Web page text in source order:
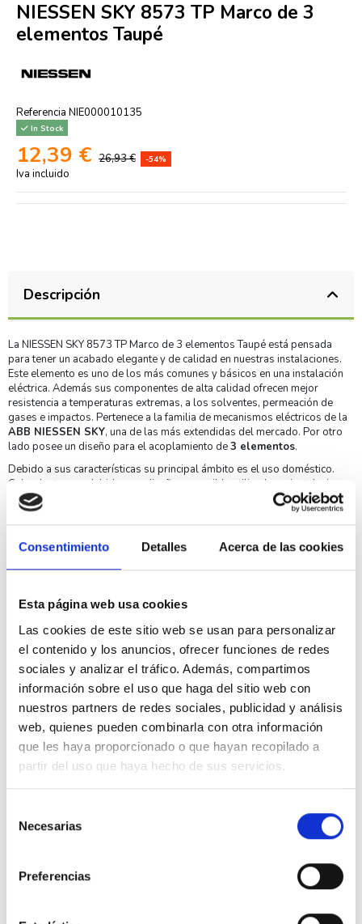
Consentimiento Detalles Acerca de las cookies
Esta página web usa cookies
Las cookies de este sitio web se usan para personalizar
el contenido y los anuncios, ofrecer funciones de redes
sociales y analizar el tráfico. Además, compartimos
información sobre el uso que haga del sitio web con
nuestros partners de redes sociales, publicidad y análisis
web, quienes pueden combinarla con otra información
que les haya proporcionado o que hayan recopilado a
partir del uso que haya hecho de sus servicios.
Necesarias
Preferencias
NIESSEN SKY 8573 TP Marco de 3
elementos Taupé
Referencia NIE000010135
In Stock
12,39 € 26,93 € -54%
Iva incluido
Descripción
La NIESSEN SKY 8573 TP Marco de 3 elementos Taupé está pensada
para tener un acabado elegante y de calidad en nuestras instalaciones.
Este elemento es uno de los más comunes y básicos en una instalación
eléctrica. Además sus componentes de alta calidad ofrecen mejor
resistencia a temperaturas extremas, a los solventes, permeación de
gases e impactos. Pertenece a la familia de mecanismos eléctricos de la
ABB NIESSEN SKY, una de las más extendidas del mercado. Por otro
lado posee un diseño para el acoplamiento de3 elementos.
Debido a sus características su principal ámbito es el uso doméstico.
Cabe destacar y debido a su diseño es posible utilizarlo en instalaciones
de empotrar. Finalmente indicar que es posible realizar la instalación
tanto vertical como horizontal.
Marco de 3 elementos Taupé
Su acabado es enTaupé.
Marco de 3 elementos .
Pertenece a laserie Niessen SKY.
Asimismo indicar que su rango de temperatura de funcionamiento
es de +5°C a +35°C.
Finalmente indicar que su instalación puede ser vertical u
horizontal.
Fabricado con los más altos estándares de calidad.
Especificaciones técnicas NIESSEN SKY 8573 TP
Dimensiones
86x86mm
Tipo de producto
Temperatura de funcionamiento
+5°C ~ +35°C